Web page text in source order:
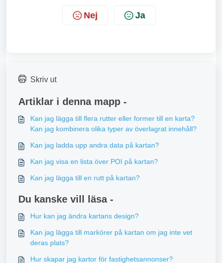
Nej Ja
Skriv ut
Artiklar i denna mapp -
Kan jag lägga till flera rutter eller former till en karta?
Kan jag kombinera olika typer av överlagrat innehåll?
Kan jag ladda upp andra data på kartan?
Kan jag visa en lista över POI på kartan?
Kan jag lägga till en rutt på kartan?
Du kanske vill läsa -
Hur kan jag ändra kartans design?
Kan jag lägga till markörer på kartan om jag inte vet
deras plats?
Hur skapar jag kartor för fastighetsannonser?